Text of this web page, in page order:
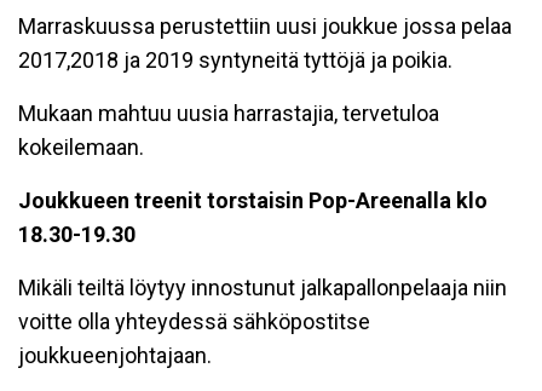
Marraskuussa perustettiin uusi joukkue jossa pelaa
2017,2018 ja 2019 syntyneitä tyttöjä ja poikia.
Mukaan mahtuu uusia harrastajia, tervetuloa
kokeilemaan.
Joukkueen treenit torstaisin Pop-Areenalla klo
18.30-19.30
Mikäli teiltä löytyy innostunut jalkapallonpelaaja niin
voitte olla yhteydessä sähköpostitse
joukkueenjohtajaan.